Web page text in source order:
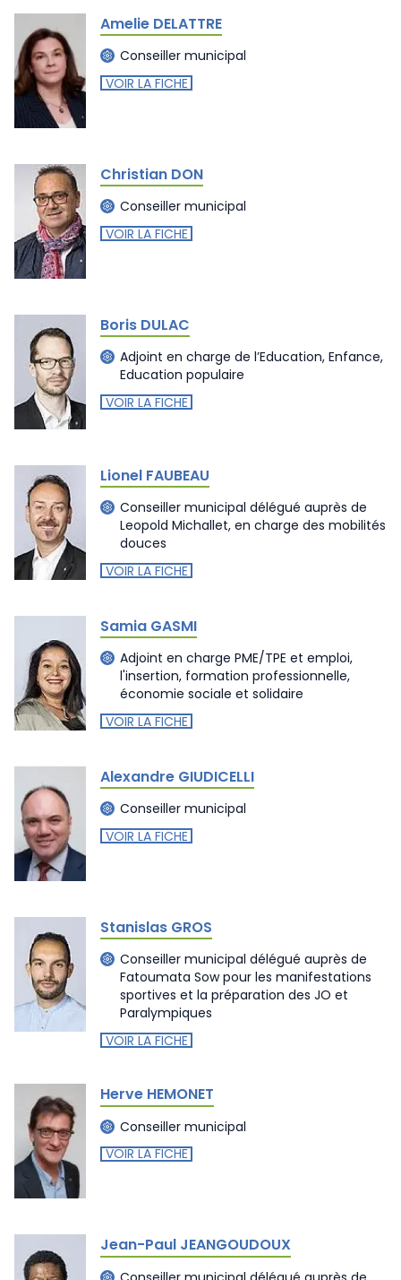
Amelie DELATTRE
Conseiller municipal
VOIR LA FICHE
Christian DON
Conseiller municipal
VOIR LA FICHE
Boris DULAC
Adjoint en charge de l’Education, Enfance,
Education populaire
VOIR LA FICHE
Lionel FAUBEAU
Conseiller municipal délégué auprès de
Leopold Michallet, en charge des mobilités
douces
VOIR LA FICHE
Samia GASMI
Adjoint en charge PME/TPE et emploi,
l'insertion, formation professionnelle,
économie sociale et solidaire
VOIR LA FICHE
Alexandre GIUDICELLI
Conseiller municipal
VOIR LA FICHE
Stanislas GROS
Conseiller municipal délégué auprès de
Fatoumata Sow pour les manifestations
sportives et la préparation des JO et
Paralympiques
VOIR LA FICHE
Herve HEMONET
Conseiller municipal
VOIR LA FICHE
Jean-Paul JEANGOUDOUX